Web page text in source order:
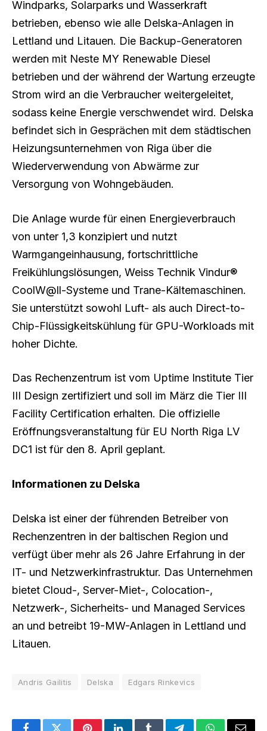
Windparks, Solarparks und Wasserkraft
betrieben, ebenso wie alle Delska-Anlagen in
Lettland und Litauen. Die Backup-Generatoren
werden mit Neste MY Renewable Diesel
betrieben und der während der Wartung erzeugte
Strom wird an die Verbraucher weitergeleitet,
sodass keine Energie verschwendet wird. Delska
befindet sich in Gesprächen mit dem städtischen
Heizungsunternehmen von Riga über die
Wiederverwendung von Abwärme zur
Versorgung von Wohngebäuden.
Die Anlage wurde für einen Energieverbrauch
von unter 1,3 konzipiert und nutzt
Warmgangeinhausung, fortschrittliche
Freikühlungslösungen, Weiss Technik Vindur®
CoolW@ll-Systeme und Trane-Kältemaschinen.
Sie unterstützt sowohl Luft- als auch Direct-to-
Chip-Flüssigkeitskühlung für GPU-Workloads mit
hoher Dichte.
Das Rechenzentrum ist vom Uptime Institute Tier
III Design zertifiziert und soll im März die Tier III
Facility Certification erhalten. Die offizielle
Eröffnungsveranstaltung für EU North Riga LV
DC1 ist für den 8. April geplant.
Informationen zu Delska
Delska ist einer der führenden Betreiber von
Rechenzentren in der baltischen Region und
verfügt über mehr als 26 Jahre Erfahrung in der
IT- und Netzwerkinfrastruktur. Das Unternehmen
bietet Cloud-, Server-Miet-, Colocation-,
Netzwerk-, Sicherheits- und Managed Services
an und betreibt 19-MW-Anlagen in Lettland und
Litauen.
Andris Gailitis Delska Edgars Rinkevics